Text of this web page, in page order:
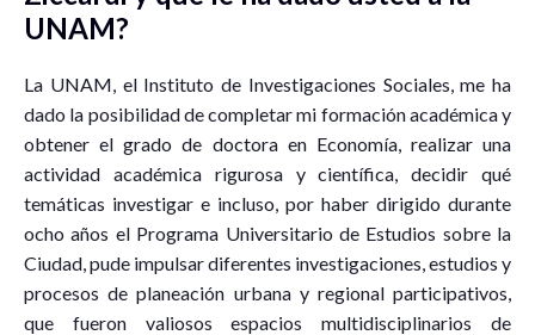
UNAM?
La UNAM, el Instituto de Investigaciones Sociales, me ha
dado la posibilidad de completar mi formación académica y
obtener el grado de doctora en Economía, realizar una
actividad académica rigurosa y científica, decidir qué
temáticas investigar e incluso, por haber dirigido durante
ocho años el Programa Universitario de Estudios sobre la
Ciudad, pude impulsar diferentes investigaciones, estudios y
procesos de planeación urbana y regional participativos,
que fueron valiosos espacios multidisciplinarios de